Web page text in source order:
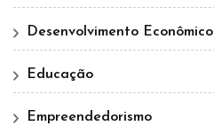
Desenvolvimento Econômico
Educação
Empreendedorismo